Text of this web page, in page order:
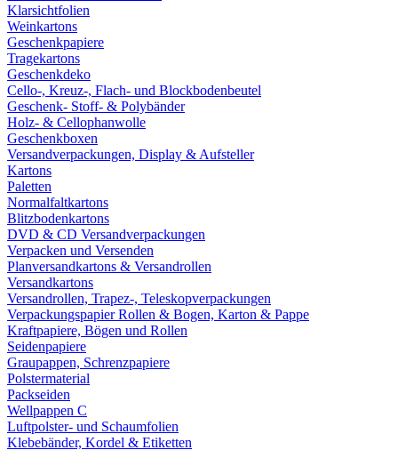
Klarsichtfolien
Weinkartons
Geschenkpapiere
Tragekartons
Geschenkdeko
Cello-, Kreuz-, Flach- und Blockbodenbeutel
Geschenk- Stoff- & Polybänder
Holz- & Cellophanwolle
Geschenkboxen
Versandverpackungen, Display & Aufsteller
Kartons
Paletten
Normalfaltkartons
Blitzbodenkartons
DVD & CD Versandverpackungen
Verpacken und Versenden
Planversandkartons & Versandrollen
Versandkartons
Versandrollen, Trapez-, Teleskopverpackungen
Verpackungspapier Rollen & Bogen, Karton & Pappe
Kraftpapiere, Bögen und Rollen
Seidenpapiere
Graupappen, Schrenzpapiere
Polstermaterial
Packseiden
Wellpappen C
Luftpolster- und Schaumfolien
Klebebänder, Kordel & Etiketten